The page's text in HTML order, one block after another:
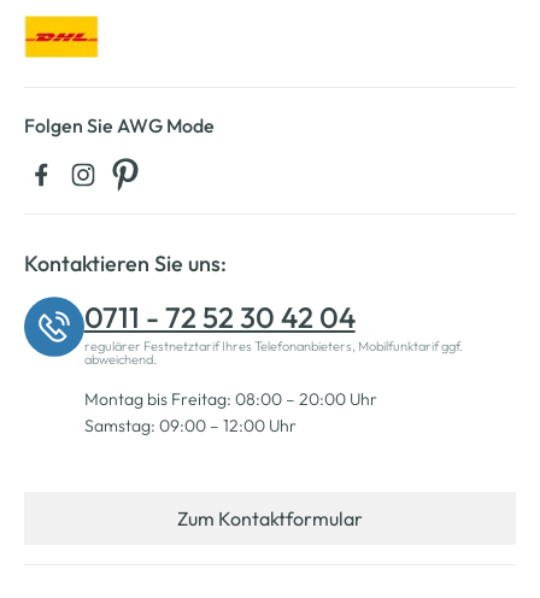
Folgen Sie AWG Mode
Kontaktieren Sie uns:
0711 - 72 52 30 42 04
regulärer Festnetztarif Ihres Telefonanbieters, Mobilfunktarif ggf.
abweichend.
Montag bis Freitag: 08:00 – 20:00 Uhr
Samstag: 09:00 – 12:00 Uhr
Zum Kontaktformular